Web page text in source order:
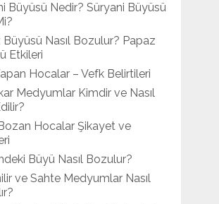
Büyüsü Nedir? Süryani Büyüsü
Büyüsü Nasıl Bozulur? Papaz
Etkileri
Hocalar – Vefk Belirtileri
Medyumlar Kimdir ve Nasıl
Hocalar Şikayet ve
Büyü Nasıl Bozulur?
ve Sahte Medyumlar Nasıl